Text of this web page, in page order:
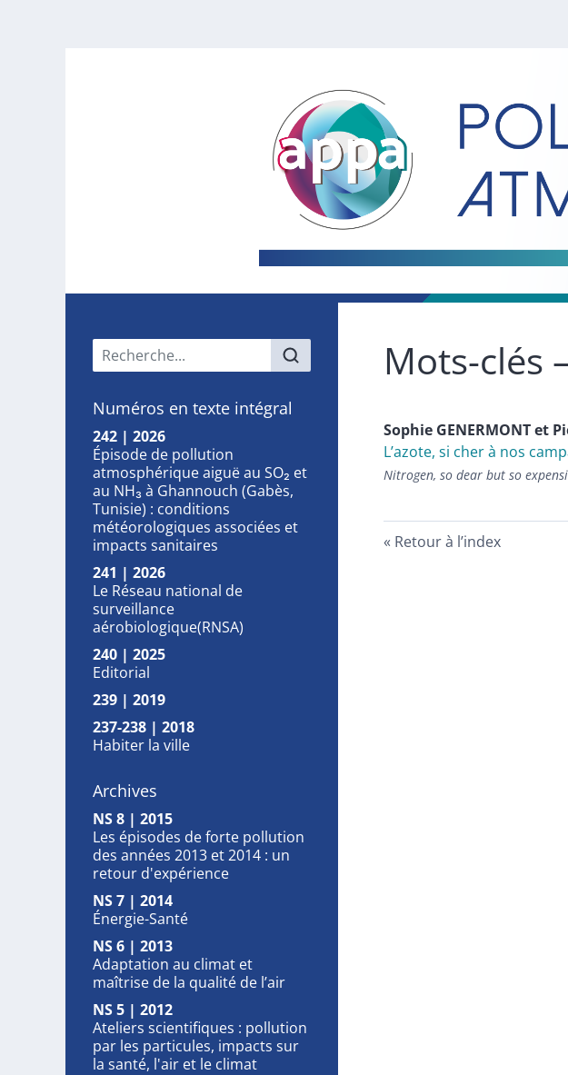
Menu principal
Numéros en texte intégral
242 | 2026
Épisode de pollution
atmosphérique aiguë au SO₂ et
au NH₃ à Ghannouch (Gabès,
Tunisie) : conditions
météorologiques associées et
impacts sanitaires
241 | 2026
Le Réseau national de
surveillance
aérobiologique(RNSA)
240 | 2025
Editorial
239 | 2019
237-238 | 2018
Habiter la ville
Archives
NS 8 | 2015
Les épisodes de forte pollution
des années 2013 et 2014 : un
retour d'expérience
NS 7 | 2014
Énergie-Santé
NS 6 | 2013
Adaptation au climat et
maîtrise de la qualité de l’air
NS 5 | 2012
Ateliers scientifiques : pollution
par les particules, impacts sur
la santé, l'air et le climat
Mots-clés
Sophie GENERMONTet
L’azote, si cher à nos
Nitrogen, so dear but so
Retour à l’index